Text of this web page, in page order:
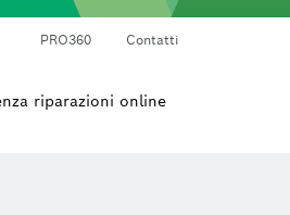
PRO360 Contatti
riparazioni online